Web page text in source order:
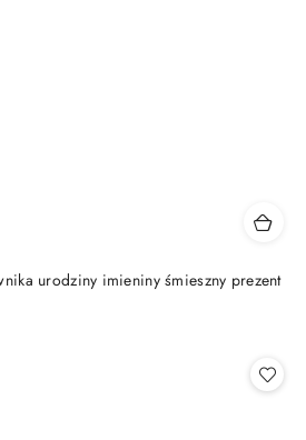
urodziny imieniny śmieszny prezent